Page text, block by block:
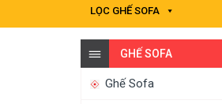
LỌC GHẾ SOFA
GHẾ SOFA
Ghế Sofa